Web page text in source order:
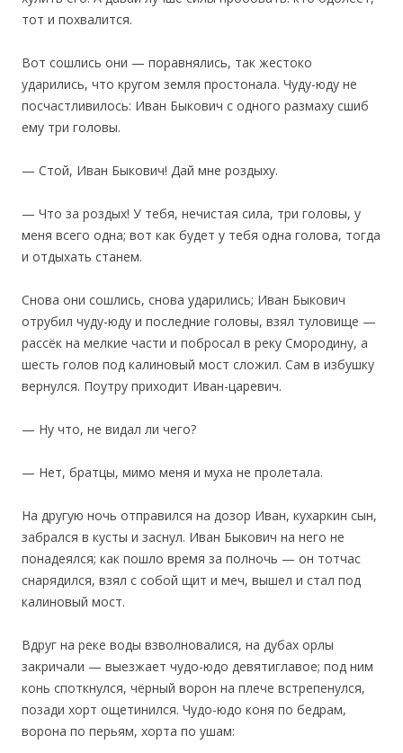
тот и похвалится.
Вот сошлись они — поравнялись, так жестоко
ударились, что кругом земля простонала. Чуду-юду не
посчастливилось: Иван Быкович с одного размаху сшиб
ему три головы.
— Стой, Иван Быкович! Дай мне роздыху.
— Что за роздых! У тебя, нечистая сила, три головы, у
меня всего одна; вот как будет у тебя одна голова, тогда
и отдыхать станем.
Снова они сошлись, снова ударились; Иван Быкович
отрубил чуду-юду и последние головы, взял туловище —
рассёк на мелкие части и побросал в реку Смородину, а
шесть голов под калиновый мост сложил. Сам в избушку
вернулся. Поутру приходит Иван-царевич.
— Ну что, не видал ли чего?
— Нет, братцы, мимо меня и муха не пролетала.
На другую ночь отправился на дозор Иван, кухаркин сын,
забрался в кусты и заснул. Иван Быкович на него не
понадеялся; как пошло время за полночь — он тотчас
снарядился, взял с собой щит и меч, вышел и стал под
калиновый мост.
Вдруг на реке воды взволновалися, на дубах орлы
закричали — выезжает чудо-юдо девятиглавое; под ним
конь споткнулся, чёрный ворон на плече встрепенулся,
позади хорт ощетинился. Чудо-юдо коня по бедрам,
ворона по перьям, хорта по ушам: